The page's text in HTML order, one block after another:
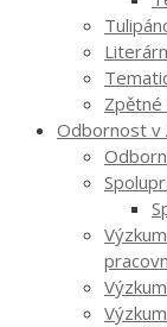
Odbornost v